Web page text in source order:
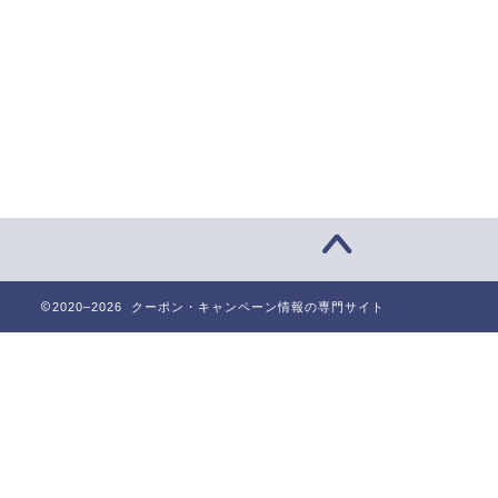
2020–2026 クーポン・キャンペーン情報の専門サイト